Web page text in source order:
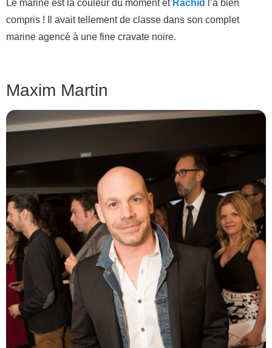
Le marine est la couleur du moment et Rachid
l’a bien
compris ! Il avait tellement de classe dans son complet
marine agencé à une fine cravate noire.
Maxim Martin